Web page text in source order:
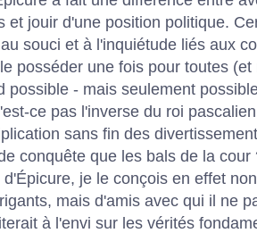
et jouir d'une position politique.
souci et à l'inquiétude liés aux
posséder une fois pour toutes (et
possible - mais seulement
ce pas l'inverse du roi
sans fin des
conquête que les bals de la cour
je le conçois en effet
mais d'amis avec qui il ne
à l'envi sur les vérités